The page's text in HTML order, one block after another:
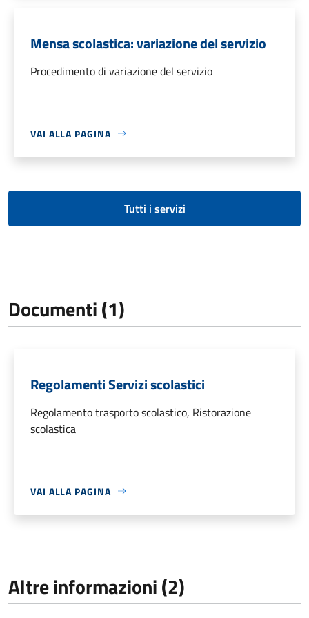
Mensa scolastica: variazione del servizio
Procedimento di variazione del servizio
VAI ALLA PAGINA
Tutti i servizi
Documenti (1)
Regolamenti Servizi scolastici
Regolamento trasporto scolastico, Ristorazione
scolastica
VAI ALLA PAGINA
Altre informazioni (2)